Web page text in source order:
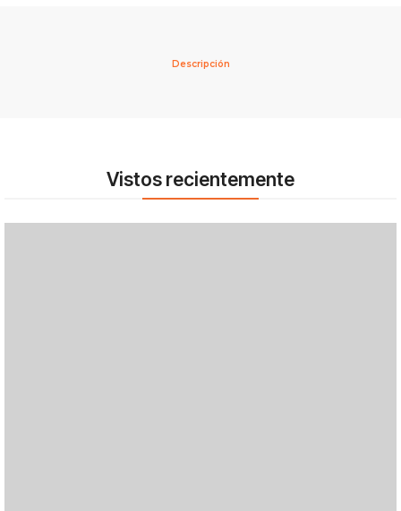
Descripción
Vistos recientemente